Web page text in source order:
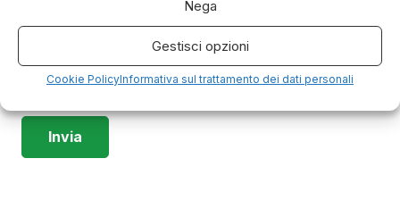
Nega
Gestisci opzioni
Cookie PolicyInformativa sul trattamento dei dati personali
informativa sulla privacy.
Voglio anche iscrivermi alla newsletter.